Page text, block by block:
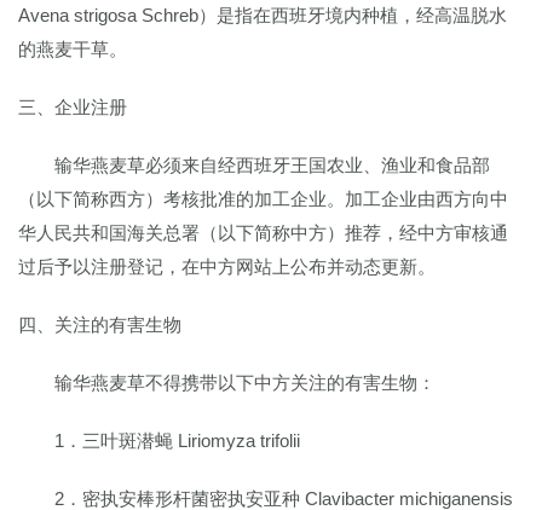
Avena strigosa Schreb）是指在西班牙境内种植，经高温脱水
的燕麦干草。
三、企业注册
输华燕麦草必须来自经西班牙王国农业、渔业和食品部
（以下简称西方）考核批准的加工企业。加工企业由西方向中
华人民共和国海关总署（以下简称中方）推荐，经中方审核通
过后予以注册登记，在中方网站上公布并动态更新。
四、关注的有害生物
输华燕麦草不得携带以下中方关注的有害生物：
1．三叶斑潜蝇 Liriomyza trifolii
2．密执安棒形杆菌密执安亚种 Clavibacter michiganensis